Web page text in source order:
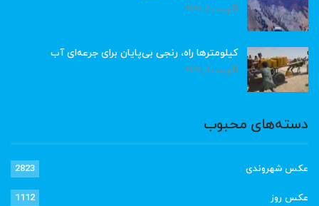
آگوست 8, 2026
کیلومترها راه، رنجی بی‌پایان برای جرعه‌ای آب
آگوست 8, 2026
دسته‌های محبوب
عکس شهروندی 2823
عکس روز 1112